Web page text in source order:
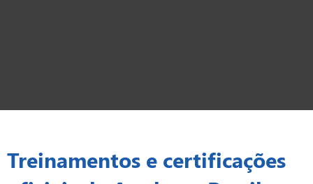
Treinamentos e certificações